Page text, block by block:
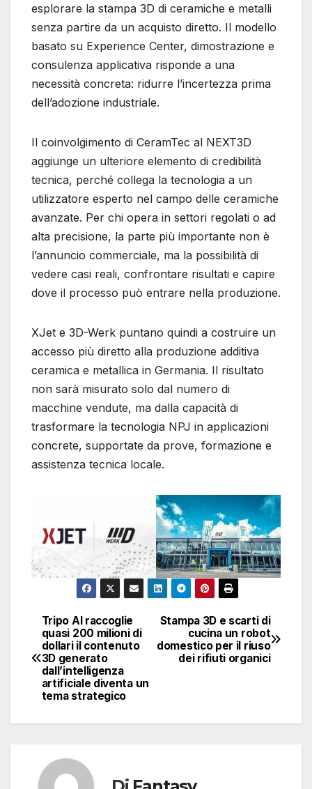
esplorare la stampa 3D di ceramiche e metalli
senza partire da un acquisto diretto. Il modello
basato su Experience Center, dimostrazione e
consulenza applicativa risponde a una
necessità concreta: ridurre l’incertezza prima
dell’adozione industriale.
Il coinvolgimento di CeramTec al NEXT3D
aggiunge un ulteriore elemento di credibilità
tecnica, perché collega la tecnologia a un
utilizzatore esperto nel campo delle ceramiche
avanzate. Per chi opera in settori regolati o ad
alta precisione, la parte più importante non è
l’annuncio commerciale, ma la possibilità di
vedere casi reali, confrontare risultati e capire
dove il processo può entrare nella produzione.
XJet e 3D-Werk puntano quindi a costruire un
accesso più diretto alla produzione additiva
ceramica e metallica in Germania. Il risultato
non sarà misurato solo dal numero di
macchine vendute, ma dalla capacità di
trasformare la tecnologia NPJ in applicazioni
concrete, supportate da prove, formazione e
assistenza tecnica locale.
Navigazione
articoli
Stampa 3D e scarti di
cucina un robot
domestico per il riuso
dei rifiuti organici
Tripo AI raccoglie
quasi 200 milioni di
dollari il contenuto
3D generato
dall’intelligenza
artificiale diventa un
tema strategico